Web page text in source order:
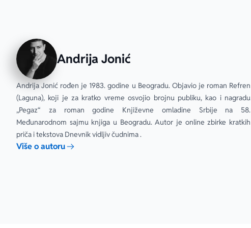
Andrija Jonić
Andrija Jonić rođen je 1983. godine u Beogradu. Objavio je roman Refren
(Laguna), koji je za kratko vreme osvojio brojnu publiku, kao i nagradu
„Pegaz“ za roman godine Književne omladine Srbije na 58.
Međunarodnom sajmu knjiga u Beogradu. Autor je online zbirke kratkih
priča i tekstova Dnevnik vidljiv čudnima .
Više o autoru